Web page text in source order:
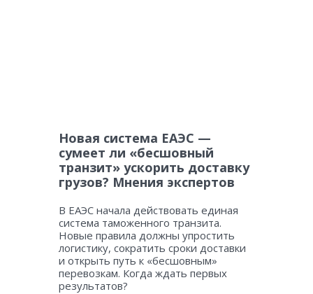
Новая система ЕАЭС —
сумеет ли «бесшовный
транзит» ускорить доставку
грузов? Мнения экспертов
В ЕАЭС начала действовать единая
система таможенного транзита.
Новые правила должны упростить
логистику, сократить сроки доставки
и открыть путь к «бесшовным»
перевозкам. Когда ждать первых
результатов?